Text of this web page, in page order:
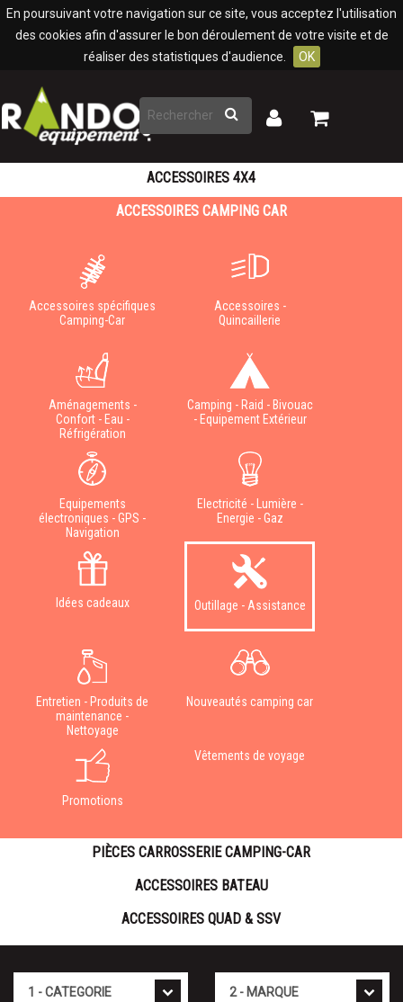
En poursuivant votre navigation sur ce site, vous acceptez l'utilisation
des cookies afin d'assurer le bon déroulement de votre visite et de
réaliser des statistiques d'audience.
OK
Rechercher
Mon
Mon
ACCESSOIRES 4X4
ACCESSOIRES CAMPING CAR
Accessoires spécifiques
Camping-Car
Accessoires -
Quincaillerie
Aménagements -
Confort - Eau -
Réfrigération
Camping - Raid - Bivouac
- Equipement Extérieur
Equipements
électroniques - GPS -
Navigation
Electricité - Lumière -
Energie - Gaz
Idées cadeaux Outillage - Assistance
Entretien - Produits de
maintenance -
Nettoyage
Nouveautés camping car
Promotions
Vêtements de voyage
PIÈCES CARROSSERIE CAMPING-CAR
ACCESSOIRES BATEAU
ACCESSOIRES QUAD & SSV
Panneau de gestion des cookies